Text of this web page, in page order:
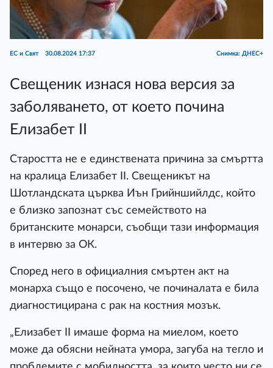
ЕС и Свят 30.08.2024 17:37 Снимка: ДНЕС+
Свещеник изнася нова версия за
заболяването, от което почина
Елизабет II
Старостта не е единствената причина за смъртта
на кралица Елизабет II. Свещеникът на
Шотландската църква Иън Грийншийлдс, който
е близко запознат със семейството на
британските монарси, съобщи тази информация
в интервю за OК.
Според него в официалния смъртен акт на
монарха също е посочено, че починалата е била
диагностицирана с рак на костния мозък.
„Елизабет II имаше форма на миелом, което
може да обясни нейната умора, загуба на тегло и